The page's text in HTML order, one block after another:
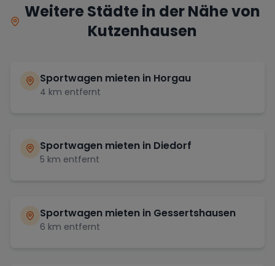
Weitere Städte in der Nähe von
Kutzenhausen
Sportwagen mieten in Horgau
4 km entfernt
Sportwagen mieten in Diedorf
5 km entfernt
Sportwagen mieten in Gessertshausen
6 km entfernt